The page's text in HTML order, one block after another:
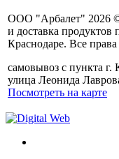
ООО "Арбалет" 2026
и доставка продуктов
Краснодаре. Все
самовывоз с пункта г.
улица Леонида
Посмотреть на карте